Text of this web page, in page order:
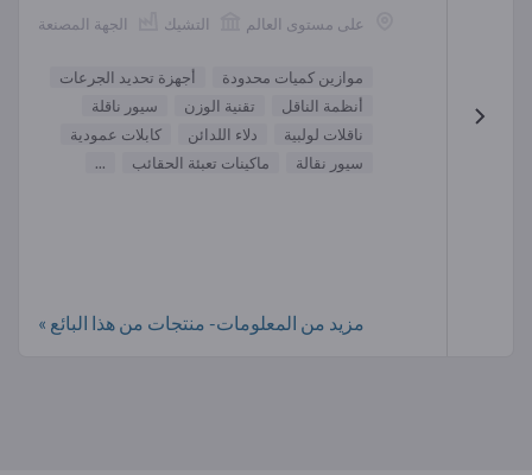
الجهة المصنعة التشيك على مستوى العالم
موازين كميات محدودة
أجهزة تحديد الجرعات
أنظمة الناقل
تقنية الوزن
سيور ناقلة
ناقلات لولبية
دلاء اللدائن
كابلات عمودية
سيور نقالة
ماكينات تعبئة الحقائب ...
مزيد من المعلومات- منتجات من هذا البائع »